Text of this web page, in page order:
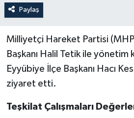
Paylaş
Milliyetçi Hareket Partisi
Başkanı Halil Tetik ile yönetim
Eyyübiye İlçe Başkanı Hacı
ziyaret etti.
Teşkilat Çalışmaları